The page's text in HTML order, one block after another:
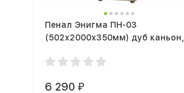
Пенал Энигма ПН-03
(502х2000х350мм) дуб каньон,
6 290 ₽